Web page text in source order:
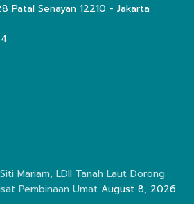
Patal Senayan 12210 - Jakarta
Mariam, LDII Tanah Laut Dorong
Pembinaan Umat August 8, 2026